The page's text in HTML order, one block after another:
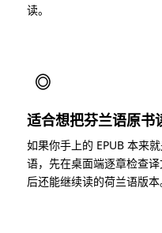
读。
◎
适合想把芬兰语原书
如果你手上的 EPUB 本来
语，先在桌面端逐章检查
后还能继续读的荷兰语版本